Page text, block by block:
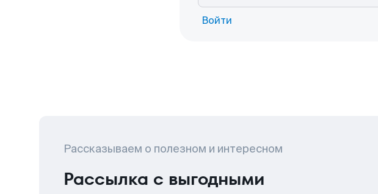
Войти
Рассказываем о полезном и интересном
Рассылка с выгодными